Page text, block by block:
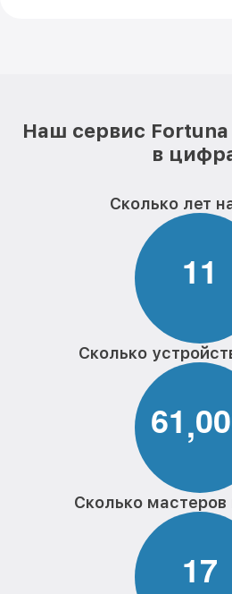
Наш сервис
в
Сколько лет
11
Сколько
61,00
Сколько
17